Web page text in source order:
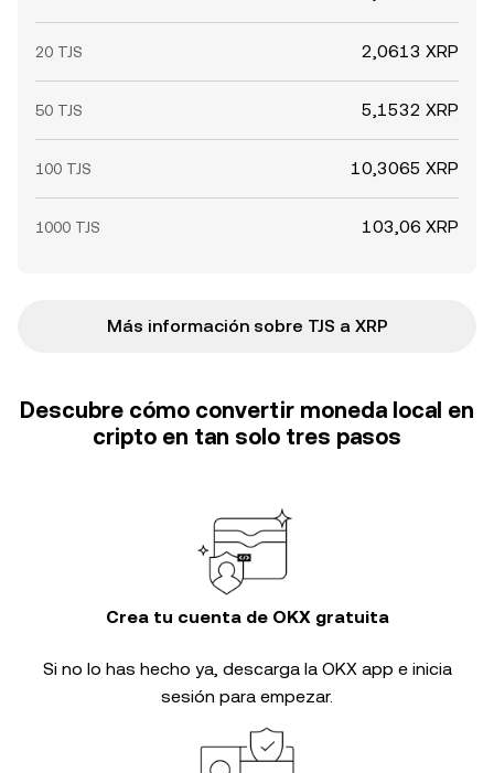
20 TJS 2,0613 XRP
50 TJS 5,1532 XRP
100 TJS 10,3065 XRP
1000 TJS 103,06 XRP
Más información sobre TJS a XRP
Descubre cómo convertir moneda local en
cripto en tan solo tres pasos
Crea tu cuenta de OKX gratuita
Si no lo has hecho ya, descarga la OKX app e inicia
sesión para empezar.